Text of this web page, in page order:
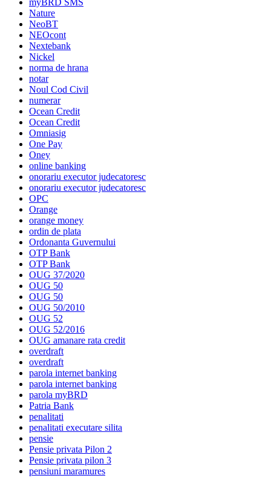
myBRD SMS
Nature
NeoBT
NEOcont
Nextebank
Nickel
norma de hrana
notar
Noul Cod Civil
numerar
Ocean Credit
Ocean Credit
Omniasig
One Pay
Oney
online banking
onorariu executor judecatoresc
onorariu executor judecatoresc
OPC
Orange
orange money
ordin de plata
Ordonanta Guvernului
OTP Bank
OTP Bank
OUG 37/2020
OUG 50
OUG 50
OUG 50/2010
OUG 52
OUG 52/2016
OUG amanare rata credit
overdraft
overdraft
parola internet banking
parola internet banking
parola myBRD
Patria Bank
penalitati
penalitati executare silita
pensie
Pensie privata Pilon 2
Pensie privata pilon 3
pensiuni maramures